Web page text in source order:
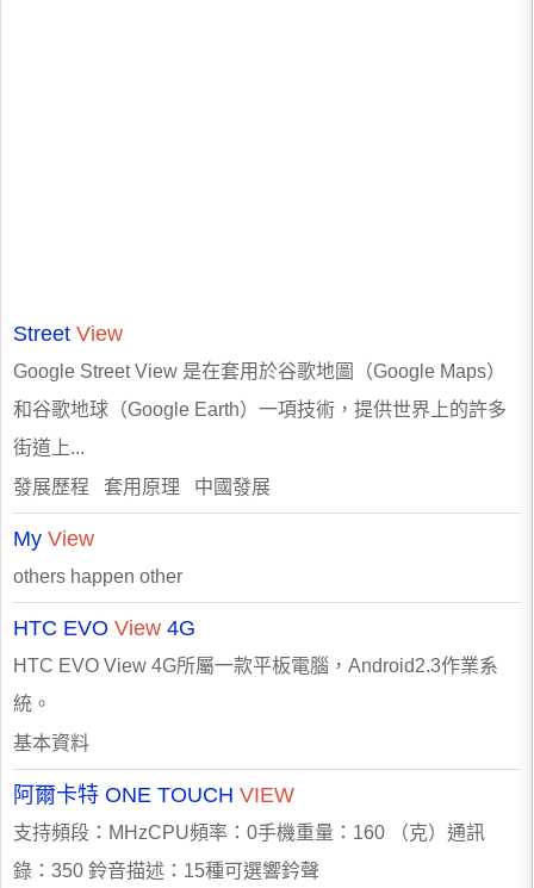
Street View
Google Street View 是在套用於谷歌地圖（Google Maps）
和谷歌地球（Google Earth）一項技術，提供世界上的許多
街道上...
發展歷程 套用原理 中國發展
My View
others happen other
HTC EVO View 4G
HTC EVO View 4G所屬一款平板電腦，Android2.3作業系
統。
基本資料
阿爾卡特 ONE TOUCH VIEW
支持頻段：MHzCPU頻率：0手機重量：160 （克）通訊
錄：350 鈴音描述：15種可選響鈐聲